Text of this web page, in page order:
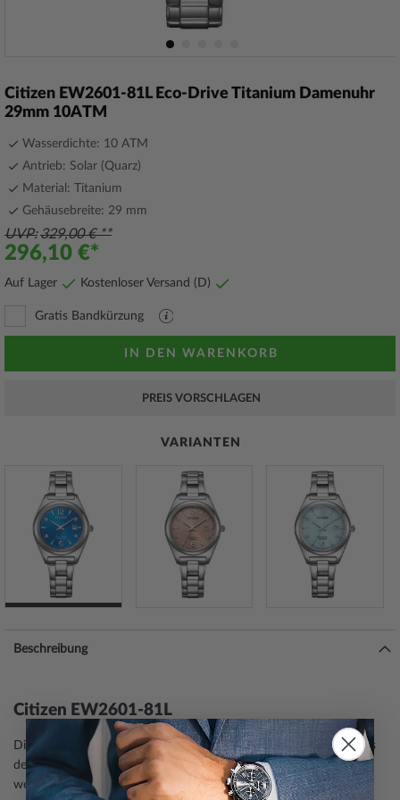
der
Bildergalerie
springen
Citizen EW2601-81L Eco-Drive Titanium Damenuhr
29mm 10ATM
Wasserdichte: 10 ATM
Antrieb: Solar (Quarz)
Material: Titanium
Gehäusebreite: 29 mm
UVP 329,00 €
296,10 €
Auf Lager Kostenloser Versand (D)
Gratis BandkürzungPDF
Datei
mit
Erläuterungen
IN DEN WARENKORB
PREIS VORSCHLAGEN
VARIANTEN
Beschreibung
Citizen EW2601-81L
Die Citizen DamenuhrEW2601-81L ist ein eleganter Begleiter aus
der Modell-Serie Eco-Drive Titanium 29mm. Eine perfekte Wahl,
wenn Sie einen Zeitmesser mit einem klassischen Look suchen.